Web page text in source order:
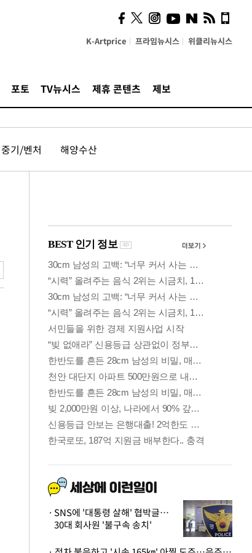
K-Artprice 프라임뉴시스 위클리뉴시스
포토 TV뉴시스 제휴 콘텐츠 제보
중기/벤처 해양수산
계…'고급 가요'의 주체적
영토
SNS에 '대통령 살해' 협박글…
30대 회사원 '불구속 송치'